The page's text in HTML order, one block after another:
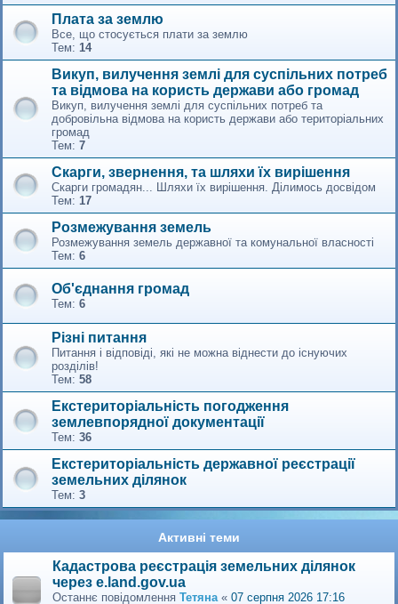
Плата за землю
Все, що стосується плати за землю
Тем: 14
Викуп, вилучення землі для суспільних потреб
та відмова на користь держави або громад
Викуп, вилучення землі для суспільних потреб та
добровільна відмова на користь держави або територіальних
громад
Тем: 7
Скарги, звернення, та шляхи їх вирішення
Скарги громадян... Шляхи їх вирішення. Ділимось досвідом
Тем: 17
Розмежування земель
Розмежування земель державної та комунальної власності
Тем: 6
Об'єднання громад
Тем: 6
Різні питання
Питання і відповіді, які не можна віднести до існуючих
розділів!
Тем: 58
Екстериторіальність погодження
землевпорядної документації
Тем: 36
Екстериторіальність державної реєстрації
земельних ділянок
Тем: 3
Активні теми
Кадастрова реєстрація земельних ділянок
через e.land.gov.ua
Останнє повідомлення Тетяна « 07 серпня 2026 17:16